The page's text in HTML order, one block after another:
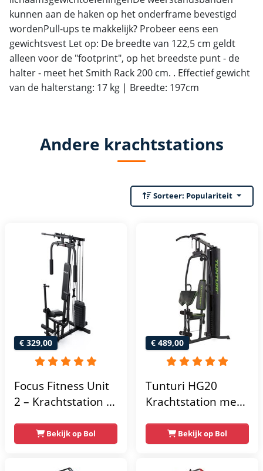
kunnen aan de haken op het onderframe bevestigd
wordenPull-ups te makkelijk? Probeer eens een
gewichtsvest Let op: De breedte van 122,5 cm geldt
alleen voor de "footprint", op het breedste punt - de
halter - meet het Smith Rack 200 cm. . Effectief gewicht
van de halterstang: 17 kg | Breedte: 197cm
Andere krachtstations
Sorteer: Populariteit
€ 329,00
Focus Fitness Unit
2 – Krachtstation –
– Lat Pulley
Bekijk op Bol
€ 489,00
Tunturi HG20
Krachtstation met
Compacte home
gym met lat pulley
Bekijk op Bol